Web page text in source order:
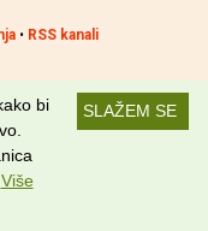
• RSS kanali
SLAŽEM SE
bi
Više